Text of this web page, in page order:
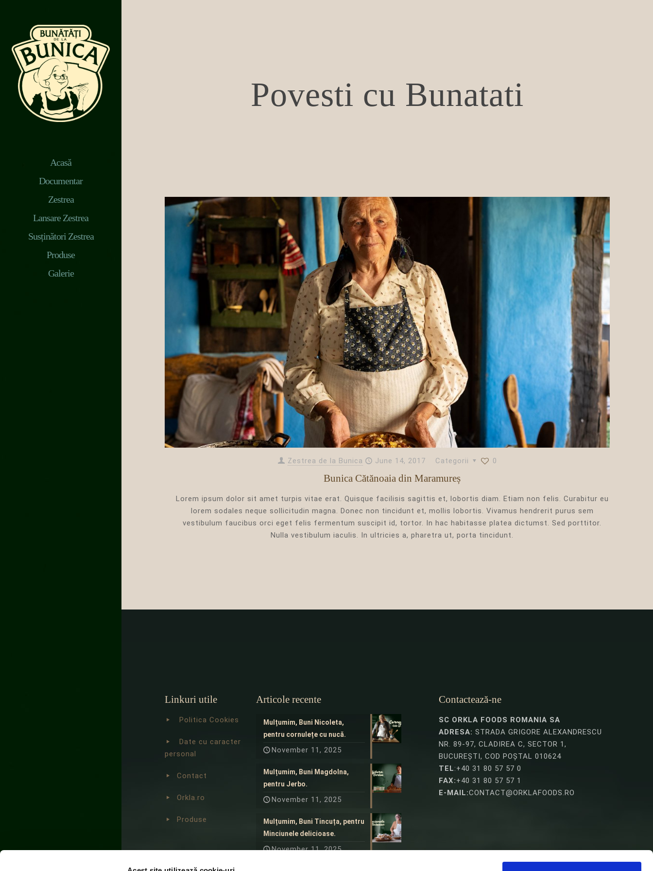
Acasă
Documentar
Zestrea
Lansare Zestrea
Susținători Zestrea
Produse
Galerie
Povesti cu Bunatati
Zestrea de la Bunica June 14, 2017 Categorii 0
Bunica Cătănoaia din Maramureș
Lorem ipsum dolor sit amet turpis vitae erat. Quisque facilisis sagittis et, lobortis diam. Etiam non felis. Curabitur eu
lorem sodales neque sollicitudin magna. Donec non tincidunt et, mollis lobortis. Vivamus hendrerit purus sem
vestibulum faucibus orci eget felis fermentum suscipit id, tortor. In hac habitasse platea dictumst. Sed porttitor.
Nulla vestibulum iaculis. In ultricies a, pharetra ut, porta tincidunt.
Linkuri utile
Politica Cookies
Date cu caracter
personal
Contact
Orkla.ro
Produse
Articole recente
Mulțumim, Buni Nicoleta,
pentru cornulețe cu nucă.
November 11, 2025
Mulțumim, Buni Magdolna,
pentru Jerbo.
November 11, 2025
Mulțumim, Buni Tincuța, pentru
Minciunele delicioase.
November 11, 2025
Contactează-ne
SC ORKLA FOODS ROMANIA SA
ADRESA: STRADA GRIGORE ALEXANDRESCU
NR. 89-97, CLADIREA C, SECTOR 1,
BUCUREȘTI, COD POȘTAL 010624
TEL:+40 31 80 57 57 0
FAX:+40 31 80 57 57 1
E-MAIL:CONTACT@ORKLAFOODS.RO